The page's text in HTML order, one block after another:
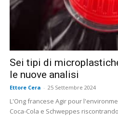
Sei tipi di
le nuove analisi
Ettore Cera - 25 Settembre 2024
L'Ong francese Agir pour
Coca-Cola e Schweppes